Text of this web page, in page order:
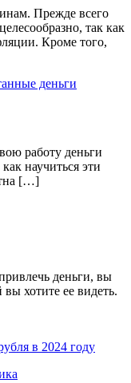
Прежде всего
так как
Кроме того,
работу деньги
научиться эти
[…]
деньги, вы
хотите ее видеть.
в 2024 году